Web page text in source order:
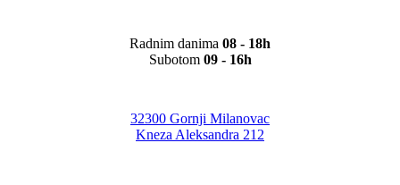
Radnim danima 08 - 18h
Subotom 09 - 16h
32300 Gornji Milanovac
Kneza Aleksandra 212